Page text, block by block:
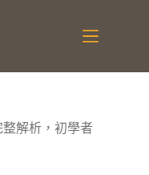
整解析，初學者